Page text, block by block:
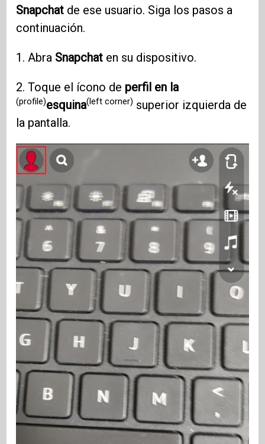
Snapchat de ese usuario. Siga los pasos a
continuación.
1. Abra Snapchat en su dispositivo.
2. Toque el ícono de perfil en la
(profile)esquina(left corner) superior izquierda de
la pantalla.